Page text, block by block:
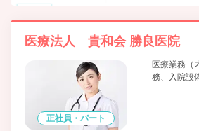
医療法人 貴和会 勝良医院
正社員・パート
医療業務（
務、入院設